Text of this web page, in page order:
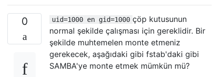
0 uid=1000 en gid=1000 çöp kutusunun
normal şekilde çalışması için gereklidir. Bir
şekilde muhtemelen monte etmeniz
gerekecek, aşağıdaki gibi fstab'daki gibi
SAMBA'ye monte etmek mümkün mü?